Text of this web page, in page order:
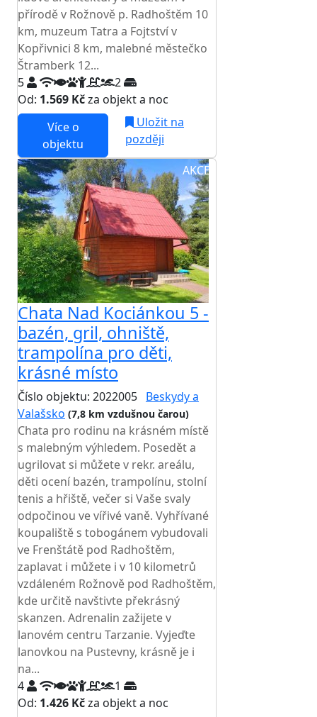
přírodě v Rožnově p. Radhoštěm 10
km, muzeum Tatra a Fojtství v
Kopřivnici 8 km, malebné městečko
Štramberk 12...
5
2
Od: 1.569 Kčza objekt a noc
Více o
objektu
Uložit na
později
AKCE
Chata Nad Kociánkou 5 -
bazén, gril, ohniště,
trampolína pro děti,
krásné místo
Číslo objektu: 2022005 Beskydy a
Valašsko (7,8 km vzdušnou čarou)
Chata pro rodinu na krásném místě
s malebným výhledem. Posedět a
ugrilovat si můžete v rekr. areálu,
děti ocení bazén, trampolínu, stolní
tenis a hřiště, večer si Vaše svaly
odpočinou ve vířivé vaně. Vyhřívané
koupaliště s tobogánem vybudovali
ve Frenštátě pod Radhoštěm,
zaplavat i můžete i v 10 kilometrů
vzdáleném Rožnově pod Radhoštěm,
kde určitě navštivte překrásný
skanzen. Adrenalin zažijete v
lanovém centru Tarzanie. Vyjeďte
lanovkou na Pustevny, krásně je i
na...
4
1
Od: 1.426 Kčza objekt a noc